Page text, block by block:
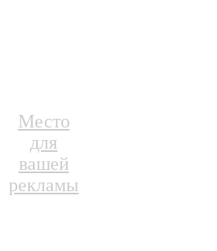
Место
для
вашей
рекламы